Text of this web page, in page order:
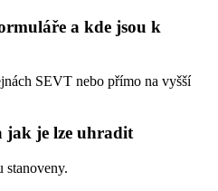
a kde jsou k
SEVT nebo přímo na vyšší
jak je lze uhradit
stanoveny.